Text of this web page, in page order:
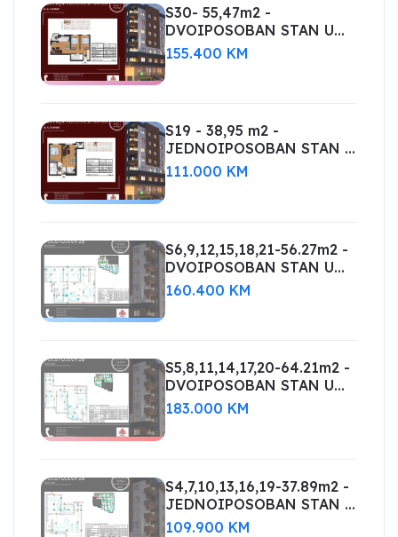
S30- 55,47m2 -
DVOIPOSOBAN STAN U
IZGRADNJI! BIJELJINA
155.400 KM
S19 - 38,95 m2 -
JEDNOIPOSOBAN STAN U
IZGRADNJI! BIJELJINA
111.000 KM
S6,9,12,15,18,21-56.27m2 -
DVOIPOSOBAN STAN U
IZGRADNJI! BIJELJINA
160.400 KM
S5,8,11,14,17,20-64.21m2 -
DVOIPOSOBAN STAN U
IZGRADNJI! BIJELJINA
183.000 KM
S4,7,10,13,16,19-37.89m2 -
JEDNOIPOSOBAN STAN U
IZGRADNJI! BIJELJINA
109.900 KM